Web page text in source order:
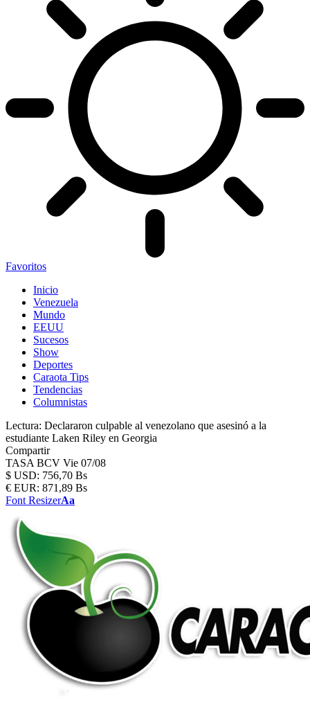
Favoritos
Inicio
Venezuela
Mundo
EEUU
Sucesos
Show
Deportes
Caraota Tips
Tendencias
Columnistas
Lectura: Declararon culpable al venezolano que asesinó a la
estudiante Laken Riley en Georgia
Compartir
TASA BCV Vie 07/08
$ USD: 756,70 Bs
€ EUR: 871,89 Bs
Font ResizerAa